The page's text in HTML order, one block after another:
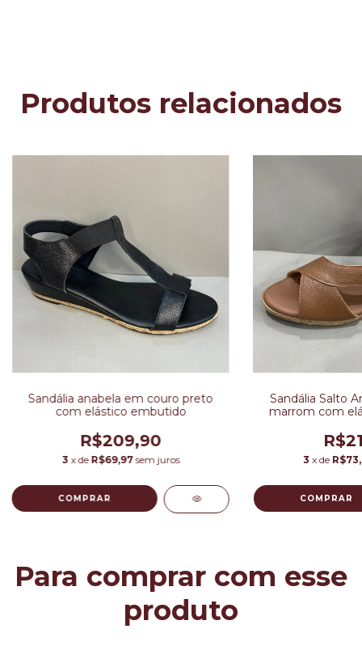
Produtos relacionados
Sandália anabela em couro preto
com elástico embutido
R$209,90
3 x de R$69,97 sem juros
COMPRAR
Sandália Salto
marrom com
3 x de
COMPRAR
Para comprar com esse
produto